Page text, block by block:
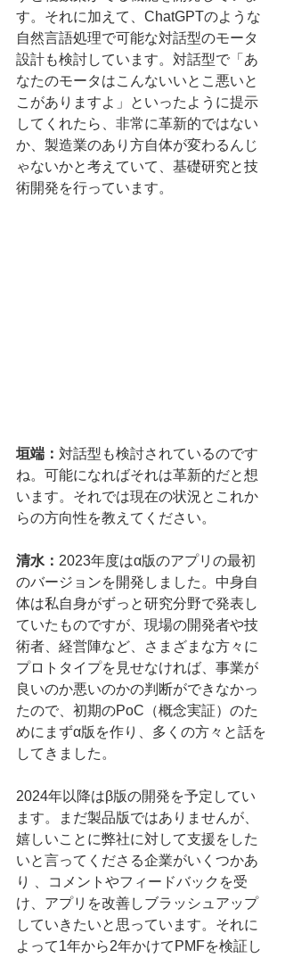
す。それに加えて、ChatGPTのような
自然言語処理で可能な対話型のモータ
設計も検討しています。対話型で「あ
なたのモータはこんないいとこ悪いと
こがありますよ」といったように提示
してくれたら、非常に革新的ではない
か、製造業のあり方自体が変わるんじ
ゃないかと考えていて、基礎研究と技
術開発を行っています。
垣端： 対話型も検討されているのです
ね。可能になればそれは革新的だと想
います。それでは現在の状況とこれか
らの方向性を教えてください。
清水： 2023年度はα版のアプリの最初
のバージョンを開発しました。中身自
体は私自身がずっと研究分野で発表し
ていたものですが、現場の開発者や技
術者、経営陣など、さまざまな方々に
プロトタイプを見せなければ、事業が
良いのか悪いのかの判断ができなかっ
たので、初期のPoC（概念実証）のた
めにまずα版を作り、多くの方々と話を
してきました。
2024年以降はβ版の開発を予定してい
ます。まだ製品版ではありませんが、
嬉しいことに弊社に対して支援をした
いと言ってくださる企業がいくつかあ
り 、コメントやフィードバックを受
け、アプリを改善しブラッシュアップ
していきたいと思っています。それに
よって1年から2年かけてPMFを検証し